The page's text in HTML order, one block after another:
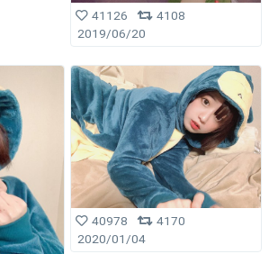
41126
4108
2019/06/20
40978
4170
2020/01/04